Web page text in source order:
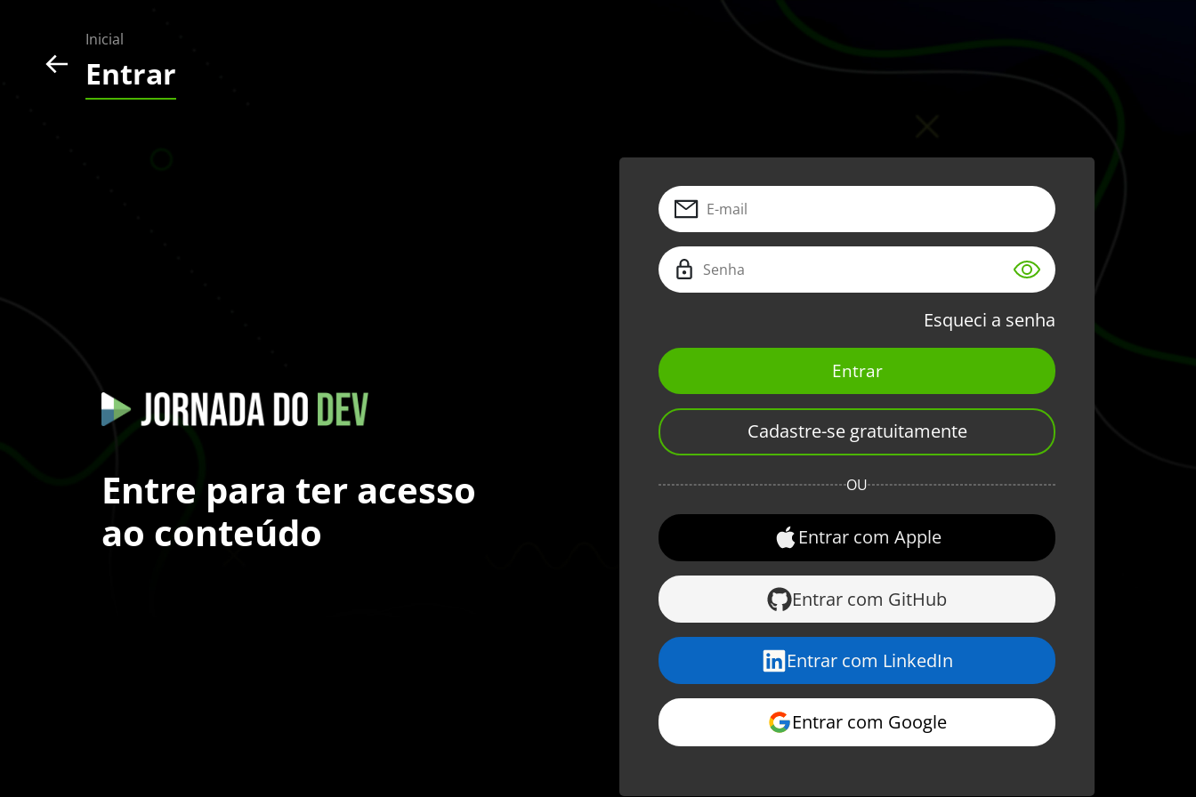
Inicial
Entrar
Entre para ter acesso
ao conteúdo
Esqueci a senha
Entrar
Cadastre-se gratuitamente
OU
Entrar com Apple
Entrar com GitHub
Entrar com LinkedIn
Entrar com Google